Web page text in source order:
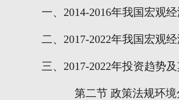
一、 2014-2016年我国宏观
二、 2017-2022年我国宏观
三、 2017-2022年投资趋势
第二节 政策法规环